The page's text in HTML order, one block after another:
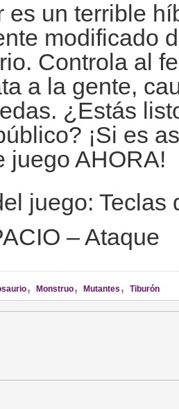
es un terrible
modificado
Controla al
a la gente,
¿Estás
¡Si es
juego AHORA!
juego: Teclas
– Ataque
, Monstruo, Mutantes , Tiburón